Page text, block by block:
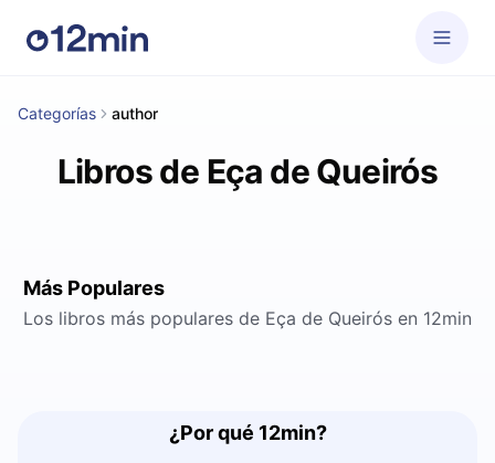
Categorías author
Libros de Eça de Queirós
Más Populares
Los libros más populares de Eça de Queirós en 12min
¿Por qué 12min?